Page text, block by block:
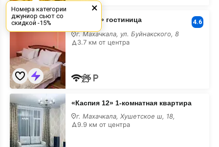
«Каспий»
гостиница
недорого
«Каспий» гостиница 4.6
г. Махачкала, ул. Буйнакского, 8
3.7 км от центра
«Каспия
12»
1-
комнатная
квартира
недорого
«Каспия 12» 1-комнатная квартира
г. Махачкала, Хушетское ш, 18,
9.9 км от центра
×
Номера категории
джуниор сьют со
скидкой -15%